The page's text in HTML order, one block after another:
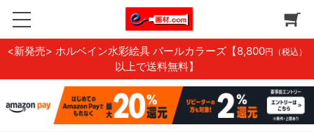
<新発売> ホルベイン水彩絵具 パールカラーズ 【8,800円（税込）
以上で送料無料】